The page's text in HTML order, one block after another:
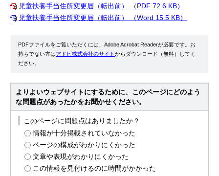
児童扶養手当住所変更届（転出前） （PDF 72.6 KB）
児童扶養手当住所変更届（転出前） （Word 15.5 KB）
PDFファイルをご覧いただくには、Adobe Acrobat Readerが必要です。お
持ちでない方はアドビ株式会社のサイトからダウンロード（無料）してく
ださい。
よりよいウェブサイトにするために、このページにどのよう
な問題点があったかをお聞かせください。
このページに問題点はありましたか？
情報が十分掲載されていなかった
ページの構成がわかりにくかった
文章や表現がわかりにくかった
この情報を見付けるのに時間がかかった